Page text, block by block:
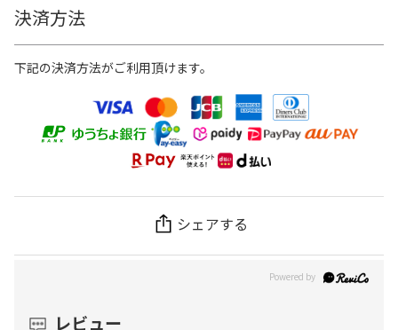
決済方法
下記の決済方法がご利用頂けます。
シェアする
レビュー